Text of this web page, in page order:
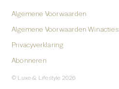
© Luxe & Lifestyle 2026
Algemene Voorwaarden
Algemene Voorwaarden Winacties
Privacyverklaring
Abonneren